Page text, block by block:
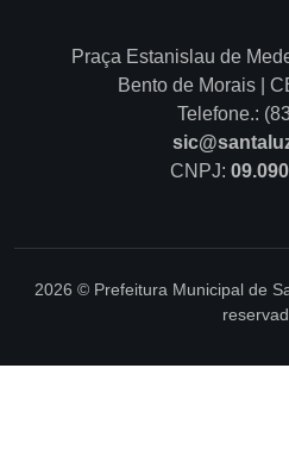
Praça Estanislau de
Bento de Morais |
Telefone.:
CNPJ:
2026 © Prefeitura Municipal de